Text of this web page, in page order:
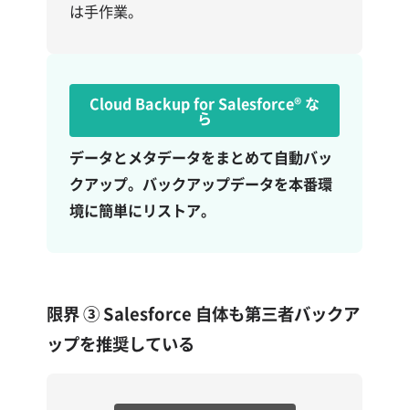
は手作業。
Cloud Backup for Salesforce® な
ら
データとメタデータをまとめて自動バッ
クアップ。バックアップデータを本番環
境に簡単にリストア。
限界 ③Salesforce 自体も第三者バックア
ップを推奨している